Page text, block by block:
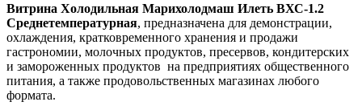
Витрина Холодильная Марихолодмаш Илеть ВХС-1.2
Среднетемпературная, предназначена для демонстрации,
охлаждения, кратковременного хранения и продажи
гастрономии, молочных продуктов, пресервов, кондитерских
и замороженных продуктов на предприятиях общественного
питания, а также продовольственных магазинах любого
формата.